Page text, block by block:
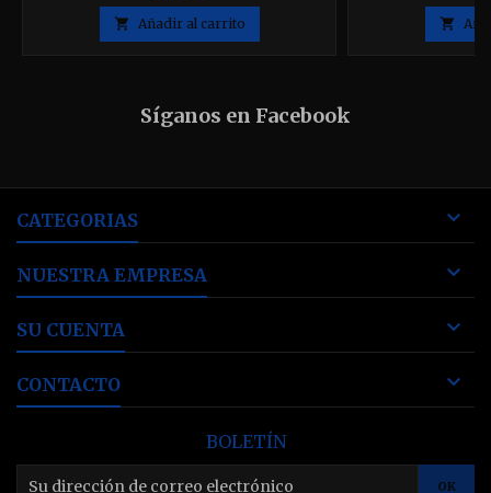
 Añadir al carrito 
Síganos en Facebook
CATEGORIAS 
NUESTRA EMPRESA 
SU CUENTA 
CONTACTO 
BOLETÍN